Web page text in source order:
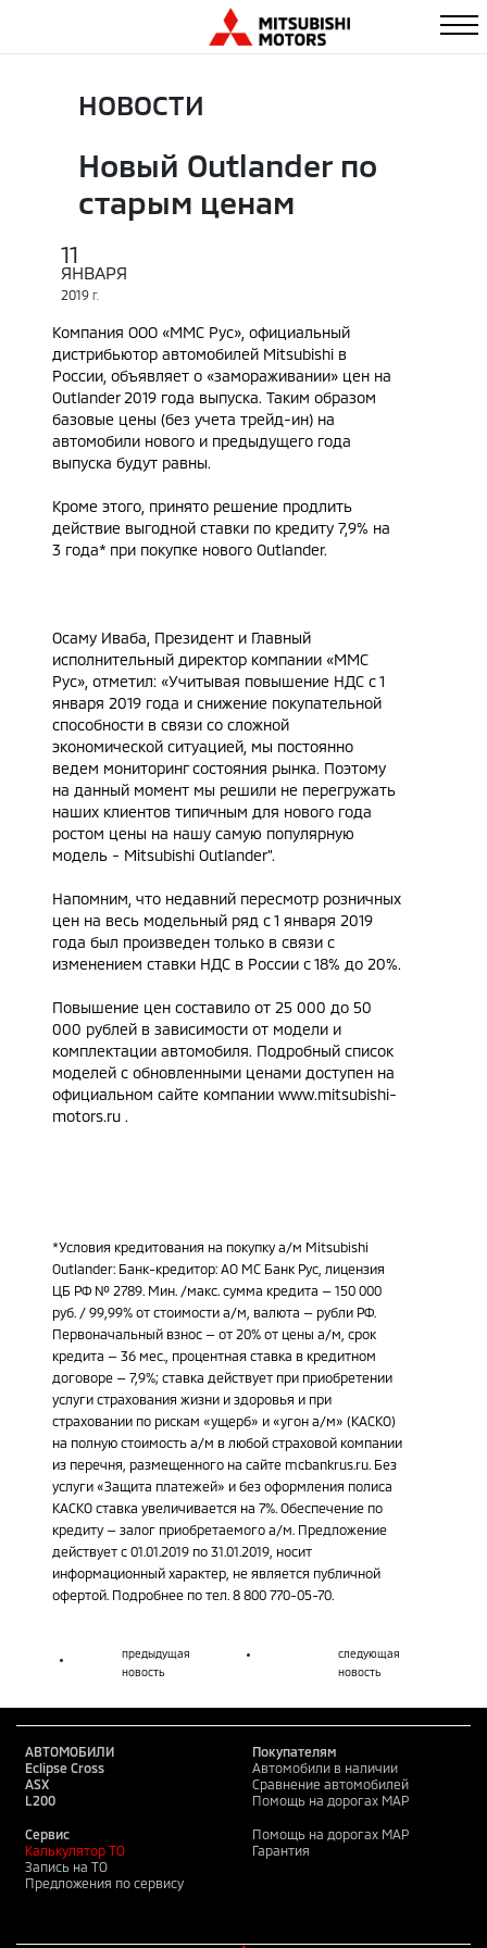
НОВОСТИ
Новый Outlander по
старым ценам
11
ЯНВАРЯ
2019 Г.
Компания ООО «ММС Рус», официальный
дистрибьютор автомобилей Mitsubishi в
России, объявляет о «замораживании» цен на
Outlander 2019 года выпуска. Таким образом
базовые цены (без учета трейд-ин) на
автомобили нового и предыдущего года
выпуска будут равны.
Кроме этого, принято решение продлить
действие выгодной ставки по кредиту 7,9% на
3 года* при покупке нового Outlander.
Осаму Иваба, Президент и Главный
исполнительный директор компании «ММС
Рус», отметил: «Учитывая повышение НДС с 1
января 2019 года и снижение покупательной
способности в связи со сложной
экономической ситуацией, мы постоянно
ведем мониторинг состояния рынка. Поэтому
на данный момент мы решили не перегружать
наших клиентов типичным для нового года
ростом цены на нашу самую популярную
модель - Mitsubishi Outlander”.
Напомним, что недавний пересмотр розничных
цен на весь модельный ряд с 1 января 2019
года был произведен только в связи с
изменением ставки НДС в России с 18% до 20%.
Повышение цен составило от 25 000 до 50
000 рублей в зависимости от модели и
комплектации автомобиля. Подробный список
моделей с обновленными ценами доступен на
официальном сайте компании www.mitsubishi-
motors.ru .
*Условия кредитования на покупку а/м Mitsubishi
Outlander: Банк-кредитор: АО МС Банк Рус, лицензия
ЦБ РФ № 2789. Мин. /макс. сумма кредита — 150 000
руб. / 99,99% от стоимости а/м, валюта — рубли РФ.
Первоначальный взнос — от 20% от цены а/м, срок
кредита — 36 мес., процентная ставка в кредитном
договоре — 7,9%; ставка действует при приобретении
услуги страхования жизни и здоровья и при
страховании по рискам «ущерб» и «угон а/м» (КАСКО)
на полную стоимость а/м в любой страховой компании
из перечня, размещенного на сайте mcbankrus.ru. Без
услуги «Защита платежей» и без оформления полиса
КАСКО ставка увеличивается на 7%. Обеспечение по
кредиту — залог приобретаемого а/м. Предложение
действует с 01.01.2019 по 31.01.2019, носит
информационный характер, не является публичной
офертой. Подробнее по тел. 8 800 770-05-70.
предыдущая
новость
следующая
новость
АВТОМОБИЛИ
Eclipse Cross
ASX
L200
Покупателям
Автомобили в наличии
Сравнение автомобилей
Помощь на дорогах MAP
Сервис
Калькулятор ТО
Запись на ТО
Предложения по сервису
Помощь на дорогах MAP
Гарантия